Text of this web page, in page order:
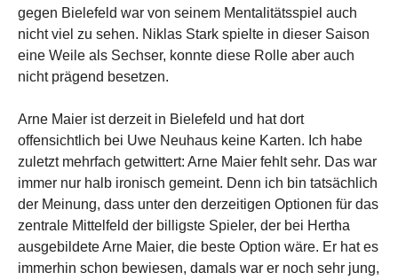
gegen Bielefeld war von seinem Mentalitätsspiel auch
nicht viel zu sehen. Niklas Stark spielte in dieser Saison
eine Weile als Sechser, konnte diese Rolle aber auch
nicht prägend besetzen.
Arne Maier ist derzeit in Bielefeld und hat dort
offensichtlich bei Uwe Neuhaus keine Karten. Ich habe
zuletzt mehrfach getwittert: Arne Maier fehlt sehr. Das war
immer nur halb ironisch gemeint. Denn ich bin tatsächlich
der Meinung, dass unter den derzeitigen Optionen für das
zentrale Mittelfeld der billigste Spieler, der bei Hertha
ausgebildete Arne Maier, die beste Option wäre. Er hat es
immerhin schon bewiesen, damals war er noch sehr jung,